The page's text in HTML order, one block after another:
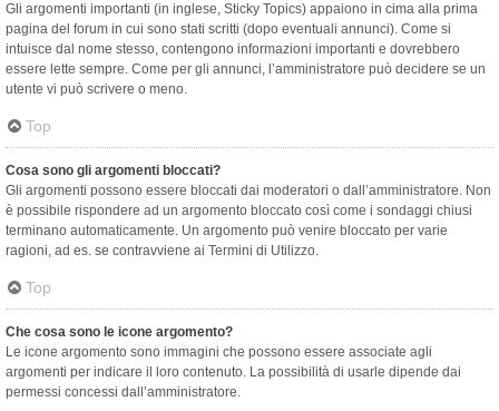
Gli argomenti importanti (in inglese, Sticky Topics) appaiono in cima alla prima
pagina del forum in cui sono stati scritti (dopo eventuali annunci). Come si
intuisce dal nome stesso, contengono informazioni importanti e dovrebbero
essere lette sempre. Come per gli annunci, l’amministratore può decidere se un
utente vi può scrivere o meno.
Top
Cosa sono gli argomenti bloccati?
Gli argomenti possono essere bloccati dai moderatori o dall’amministratore. Non
è possibile rispondere ad un argomento bloccato così come i sondaggi chiusi
terminano automaticamente. Un argomento può venire bloccato per varie
ragioni, ad es. se contravviene ai Termini di Utilizzo.
Top
Che cosa sono le icone argomento?
Le icone argomento sono immagini che possono essere associate agli
argomenti per indicare il loro contenuto. La possibilità di usarle dipende dai
permessi concessi dall’amministratore.